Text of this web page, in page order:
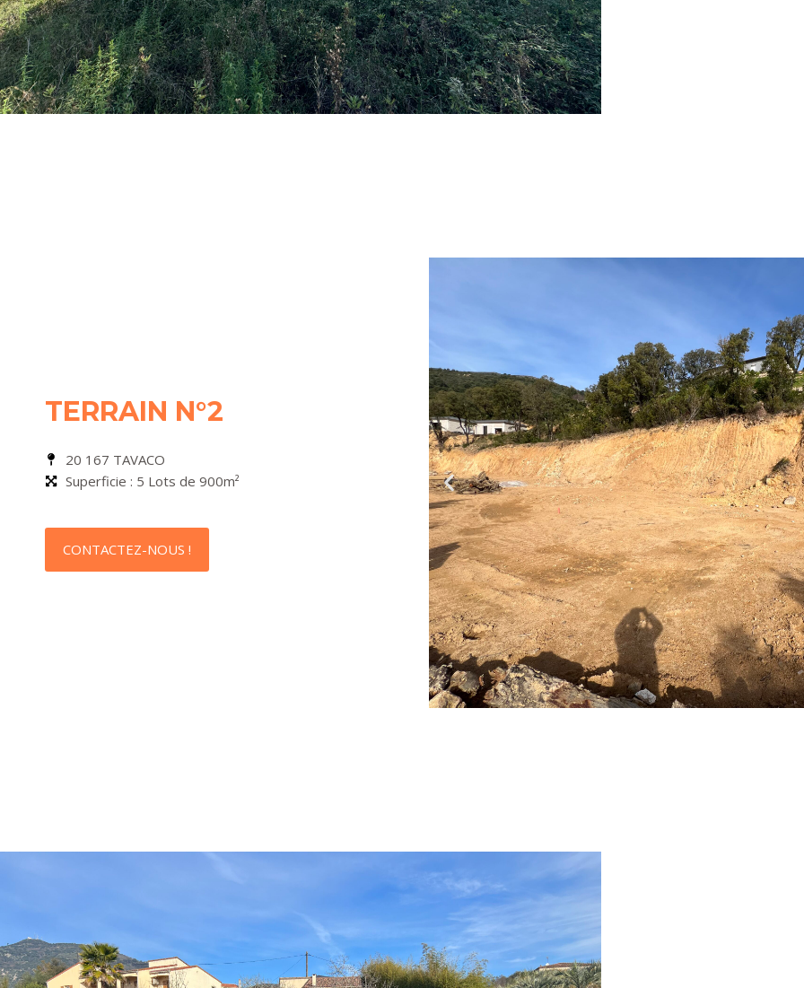
TERRAIN N°2
20 167 TAVACO
Superficie : 5 Lots de 900m²
CONTACTEZ-NOUS !